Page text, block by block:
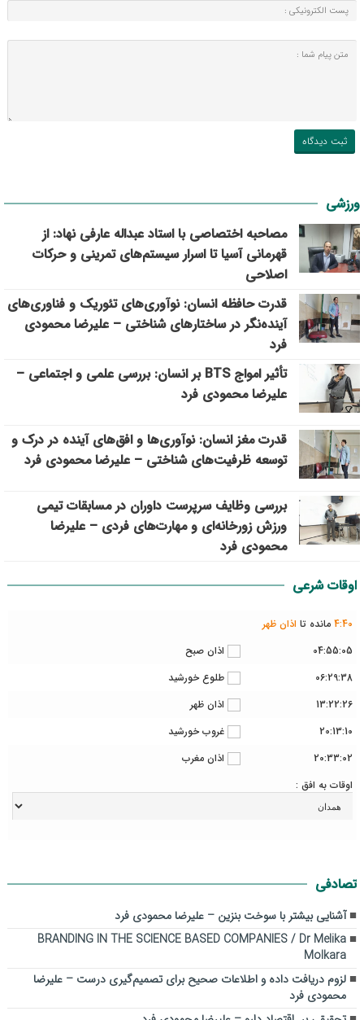
ورزشی
مصاحبه اختصاصی با استاد عبداله عارفی نهاد: از
قهرمانی آسیا تا اسرار سیستم‌های تمرینی و حرکات
اصلاحی
قدرت حافظه انسان: نوآوری‌های تئوریک و فناوری‌های
آینده‌نگر در ساختارهای شناختی – علیرضا محمودی
فرد
تأثیر امواج BTS بر انسان: بررسی علمی و اجتماعی –
علیرضا محمودی فرد
قدرت مغز انسان: نوآوری‌ها و افق‌های آینده در درک و
توسعه ظرفیت‌های شناختی – علیرضا محمودی فرد
بررسی وظايف سرپرست داوران در مسابقات تیمي
ورزش زورخانه‌ای و مهارت‌های فردی – علیرضا
محمودی فرد
اوقات شرعی
4:40 مانده تا اذان ظهر
04:55:05
اذان صبح
06:29:38
طلوع خورشید
13:22:26
اذان ظهر
20:13:10
غروب خورشید
20:33:02
اذان مغرب
اوقات به افق :
تصادفی
آشنایی بیشتر با سوخت بنزین – علیرضا محمودی فرد
BRANDING IN THE SCIENCE BASED COMPANIES / Dr Melika
Molkara
لزوم دریافت داده و اطلاعات صحیح برای تصمیم‌گیری درست – علیرضا
محمودی فرد